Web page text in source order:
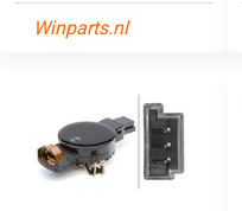
Winparts.nl